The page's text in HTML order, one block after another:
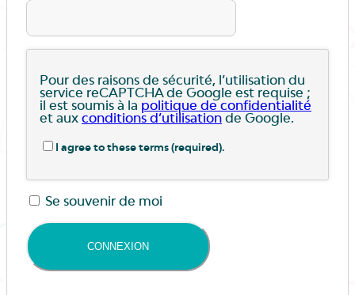
Pour des raisons de sécurité, l’utilisation du
service reCAPTCHA de Google est requise ;
il est soumis à la politique de confidentialité
et aux conditions d’utilisation de Google.
I agree to these terms (required).
Se souvenir de moi